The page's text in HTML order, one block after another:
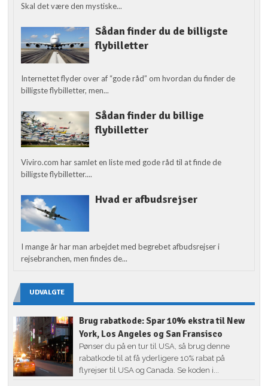
Skal det være den mystiske...
Sådan finder du de billigste
flybilletter
Internettet flyder over af “gode råd” om hvordan du finder de
billigste flybilletter, men...
Sådan finder du billige
flybilletter
Viviro.com har samlet en liste med gode råd til at finde de
billigste flybilletter....
Hvad er afbudsrejser
I mange år har man arbejdet med begrebet afbudsrejser i
rejsebranchen, men findes de...
UDVALGTE
Brug rabatkode: Spar 10% ekstra til New
York, Los Angeles og San Fransisco
Pønser du på en tur til USA, så brug denne
rabatkode til at få yderligere 10% rabat på
flyrejser til USA og Canada. Se koden i...